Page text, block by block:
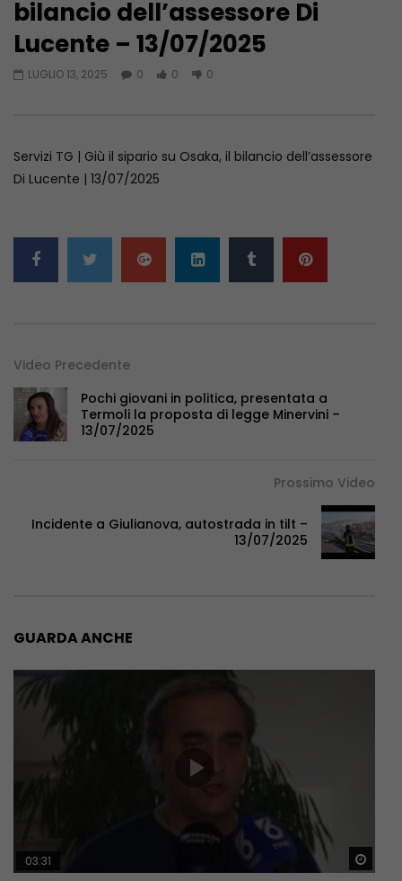
Altino, donna di 89 anni uccisa in
casa. Arrestato il nipote 25enne –
06/08/2026
Ragazzine
Campobasso si
bilancio dell’assessore Di
Lucente – 13/07/2025
LUGLIO 13, 2025 0 0 0
Servizi TG | Giù il sipario su Osaka, il bilancio dell’assessore
Di Lucente | 13/07/2025
Video Precedente
Pochi giovani in politica, presentata a
Termoli la proposta di legge Minervini –
13/07/2025
Prossimo Video
Incidente a Giulianova, autostrada in tilt –
13/07/2025
GUARDA ANCHE
03:31